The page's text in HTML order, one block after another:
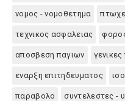
νομος - νομοθετημα
τεχνικος ασφαλειας
αποσβεση παγιων
εναρξη επιτηδευματος
παραβολο συντελεστες -